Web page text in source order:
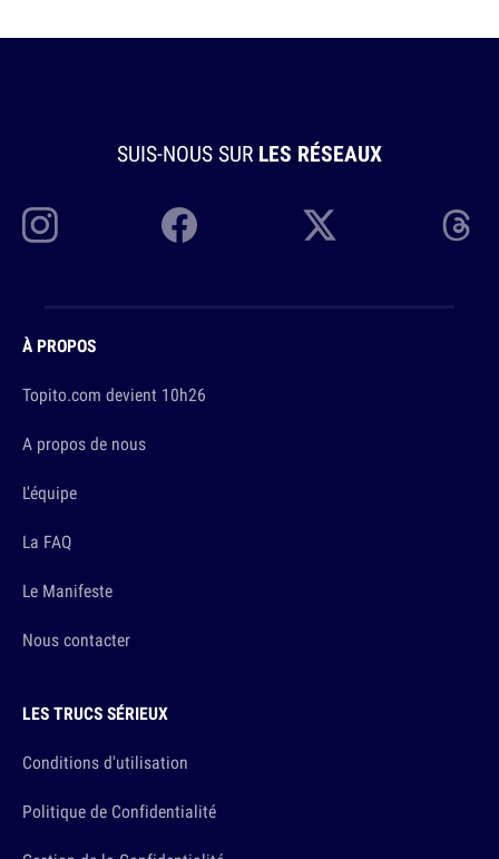
SUIS-NOUS SUR LES RÉSEAUX
À PROPOS
Topito.com devient 10h26
A propos de nous
L'équipe
La FAQ
Le Manifeste
Nous contacter
LES TRUCS SÉRIEUX
Conditions d'utilisation
Politique de Confidentialité